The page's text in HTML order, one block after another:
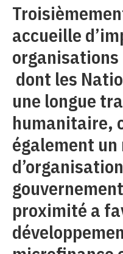
accueille
dont les
une longue
humanitaire,
également un
proximité a